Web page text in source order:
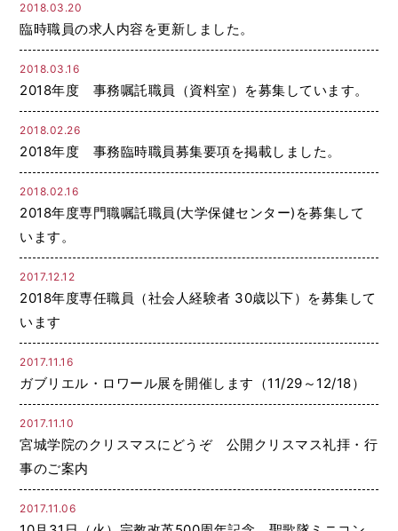
2018.03.20
臨時職員の求人内容を更新しました。
2018.03.16
2018年度 事務嘱託職員（資料室）を募集しています。
2018.02.26
2018年度 事務臨時職員募集要項を掲載しました。
2018.02.16
2018年度専門職嘱託職員(大学保健センター)を募集して
います。
2017.12.12
2018年度専任職員（社会人経験者 30歳以下）を募集して
います
2017.11.16
ガブリエル・ロワール展を開催します（11/29～12/18）
2017.11.10
宮城学院のクリスマスにどうぞ 公開クリスマス礼拝・行
事のご案内
2017.11.06